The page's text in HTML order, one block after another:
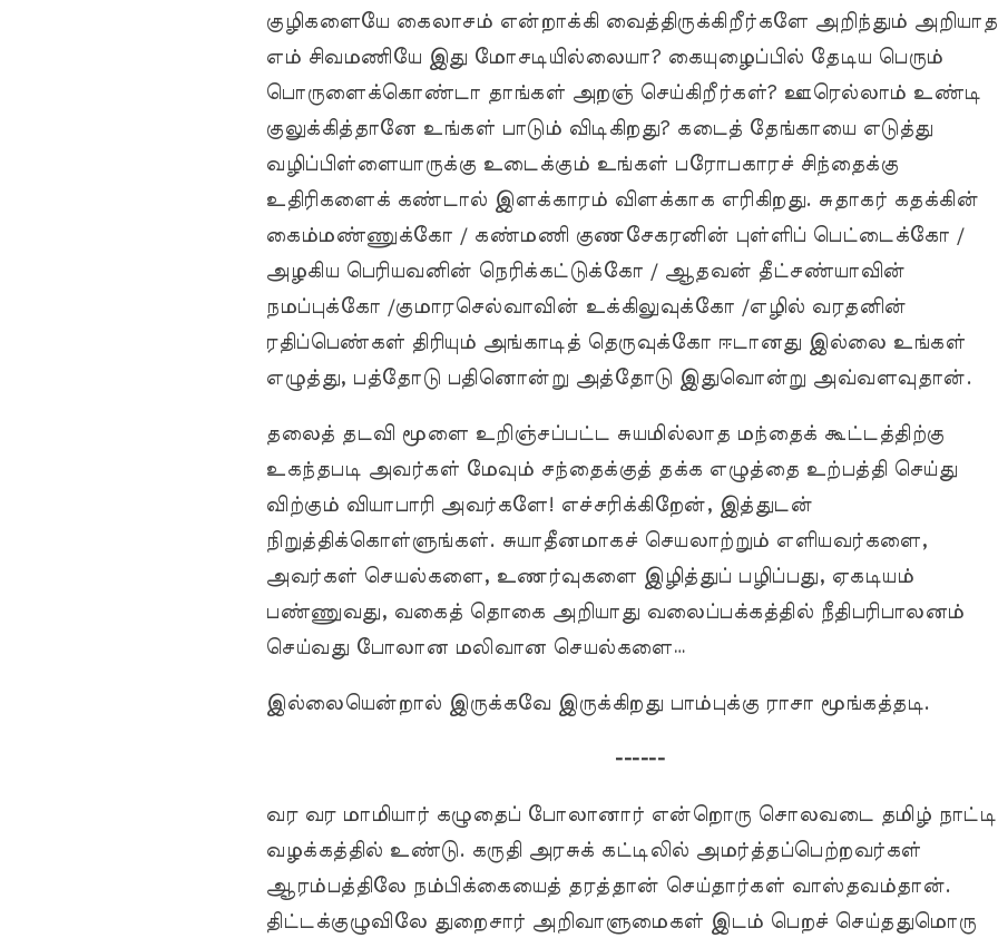
குழிகளையே கைலாசம் என்றாக்கி வைத்திருக்கிறீர்களே அறிந்தும் அறியாத
எம் சிவமணியே இது மோசடியில்லையா? கையுழைப்பில் தேடிய பெரும்
பொருளைக்கொண்டா தாங்கள் அறஞ் செய்கிறீர்கள்? ஊரெல்லாம் உண்டி
குலுக்கித்தானே உங்கள் பாடும் விடிகிறது? கடைத் தேங்காயை எடுத்து
வழிப்பிள்ளையாருக்கு உடைக்கும் உங்கள் பரோபகாரச் சிந்தைக்கு
உதிரிகளைக் கண்டால் இளக்காரம் விளக்காக எரிகிறது. சுதாகர் கதக்கின்
கைம்மண்ணுக்கோ / கண்மணி குணசேகரனின் புள்ளிப் பெட்டைக்கோ /
அழகிய பெரியவனின் நெரிக்கட்டுக்கோ / ஆதவன் தீட்சண்யாவின்
நமப்புக்கோ /குமாரசெல்வாவின் உக்கிலுவுக்கோ /எழில் வரதனின்
ரதிப்பெண்கள் திரியும் அங்காடித் தெருவுக்கோ ஈடானது இல்லை உங்கள்
எழுத்து, பத்தோடு பதினொன்று அத்தோடு இதுவொன்று அவ்வளவுதான்.
தலைத் தடவி மூளை உறிஞ்சப்பட்ட சுயமில்லாத மந்தைக் கூட்டத்திற்கு
உகந்தபடி அவர்கள் மேவும் சந்தைக்குத் தக்க எழுத்தை உற்பத்தி செய்து
விற்கும் வியாபாரி அவர்களே! எச்சரிக்கிறேன், இத்துடன்
நிறுத்திக்கொள்ளுங்கள். சுயாதீனமாகச் செயலாற்றும் எளியவர்களை,
அவர்கள் செயல்களை, உணர்வுகளை இழித்துப் பழிப்பது, ஏகடியம்
பண்ணுவது, வகைத் தொகை அறியாது வலைப்பக்கத்தில் நீதிபரிபாலனம்
செய்வது போலான மலிவான செயல்களை…
இல்லையென்றால் இருக்கவே இருக்கிறது பாம்புக்கு ராசா மூங்கத்தடி.
------
வர வர மாமியார் கழுதைப் போலானார் என்றொரு சொலவடை தமிழ்
வழக்கத்தில் உண்டு. கருதி அரசுக் கட்டிலில் அமர்த்தப்பெற்றவர்கள்
ஆரம்பத்திலே நம்பிக்கையைத் தரத்தான் செய்தார்கள் வாஸ்தவம்தான்.
திட்டக்குழுவிலே துறைசார் அறிவாளுமைகள் இடம் பெறச் செய்ததுமொரு